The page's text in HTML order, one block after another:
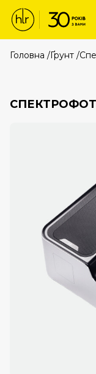
Головна /Ґрунт /